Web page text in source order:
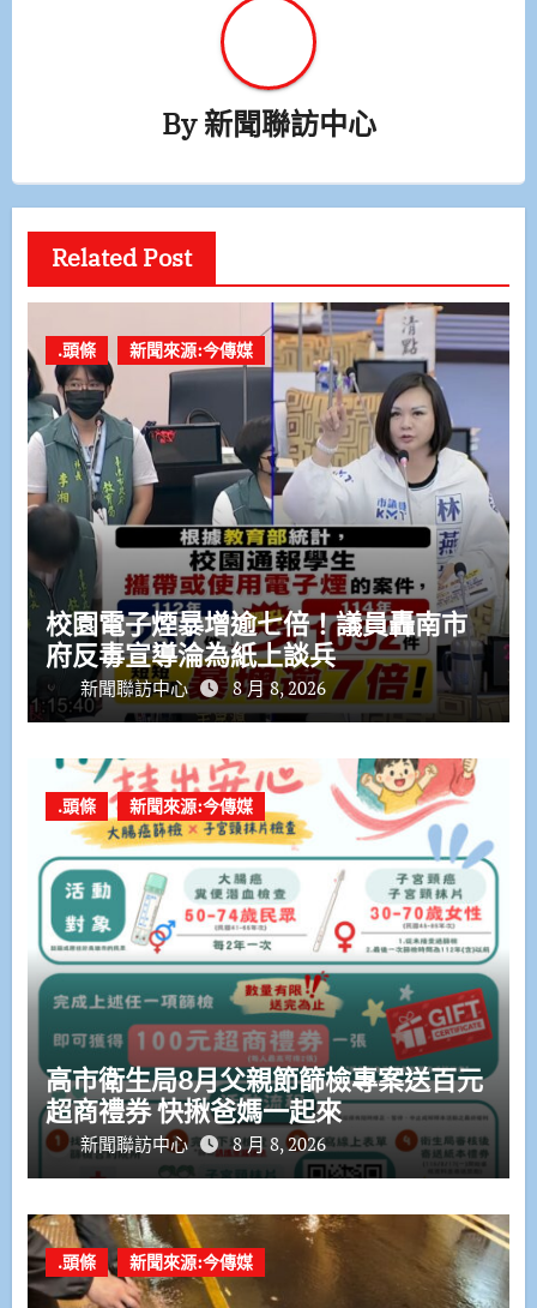
By新聞聯訪中心
Related Post
.頭條 新聞來源:今傳媒
校園電子煙暴增逾七倍！議員轟南市
府反毒宣導淪為紙上談兵
新聞聯訪中心 8 月 8, 2026
.頭條 新聞來源:今傳媒
高市衛生局8月父親節篩檢專案送百元
超商禮券 快揪爸媽一起來
新聞聯訪中心 8 月 8, 2026
.頭條 新聞來源:今傳媒